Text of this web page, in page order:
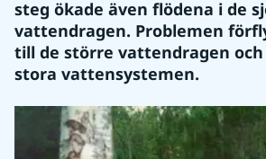
steg ökade även flödena i de
vattendragen. Problemen
till de större vattendragen
stora vattensystemen.